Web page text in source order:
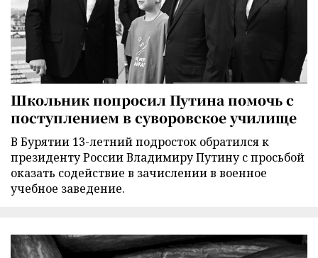
Школьник попросил Путина помочь с
поступлением в суворовское училище
В Бурятии 13-летний подросток обратился к
президенту России Владимиру Путину с просьбой
оказать содействие в зачислении в военное
учебное заведение.